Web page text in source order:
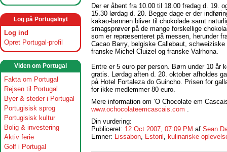
Log på Portugalnyt
Log ind
Opret Portugal-profil
Viden om Portugal
Fakta om Portugal
Rejsen til Portugal
Byer & steder i Portugal
Portugisisk sprog
Portugisisk kultur
Bolig & investering
Aktiv ferie
Golf i Portugal
Der er åbent fra 10.00 til 18.00 fredag d. 19.
15.30 lørdag d. 20. Begge dage er der
kakao-bønnen bliver til chokolade samt
smagsprøver på de mange forskellige
som er repræsenteret på messen, herunder
Cacao Barry, belgiske Callebaut, schweiziske
franske Michel Cluizel og franske Valrhona.
Entre er 5 euro per person. Børn under 10 år
gratis. Lørdag aften d. 20. oktober afholdes
på Hotel Fortaleza do Guincho. Prisen for
for ikke medlemmer 80 euro.
Mere information om ’O Chocolate em
www.ochocolateemcascais.com .
Din vurdering:
Publiceret: 12 Oct 2007, 07:09 PM af Sean
Emner: Lissabon, Estoril , kulinariske